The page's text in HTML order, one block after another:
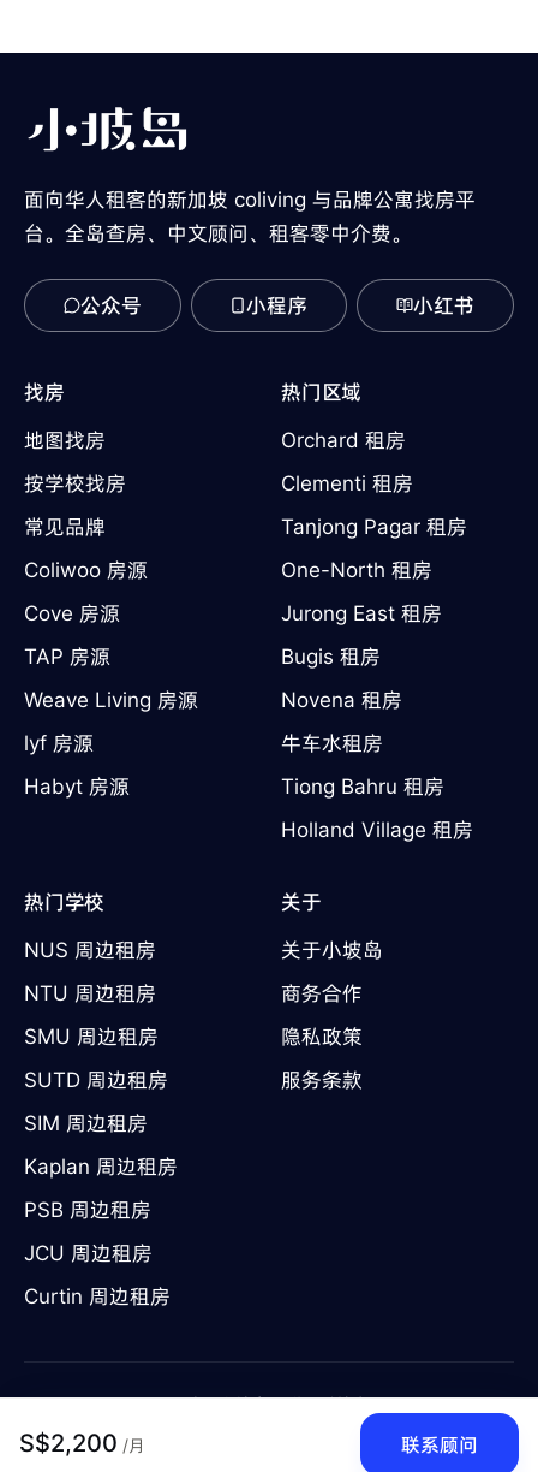
S$2,200 /月 联系顾问
面向华人租客的新加坡 coliving 与品牌公寓找房平
台。全岛查房、中文顾问、租客零中介费。
公众号 小程序 小红书
找房
地图找房
按学校找房
常见品牌
Coliwoo 房源
Cove 房源
TAP 房源
Weave Living 房源
lyf 房源
Habyt 房源
热门区域
Orchard 租房
Clementi 租房
Tanjong Pagar 租房
One-North 租房
Jurong East 租房
Bugis 租房
Novena 租房
牛车水租房
Tiong Bahru 租房
Holland Village 租房
热门学校
NUS 周边租房
NTU 周边租房
SMU 周边租房
SUTD 周边租房
SIM 周边租房
Kaplan 周边租房
PSB 周边租房
JCU 周边租房
Curtin 周边租房
关于
关于小坡岛
商务合作
隐私政策
服务条款
©2026陕西小坡岛互联网科技有限公司
陕ICP备2023002097号-11